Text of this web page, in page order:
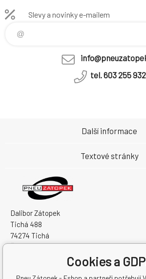
Slevy a novinky e-mailem
tel. 603 255 932
Dalibor Zátopek
Tichá 488
74274 Tichá
Česká Republika
DIČ: CZ7504094994
Další informace
Textové stránky
Cookies a